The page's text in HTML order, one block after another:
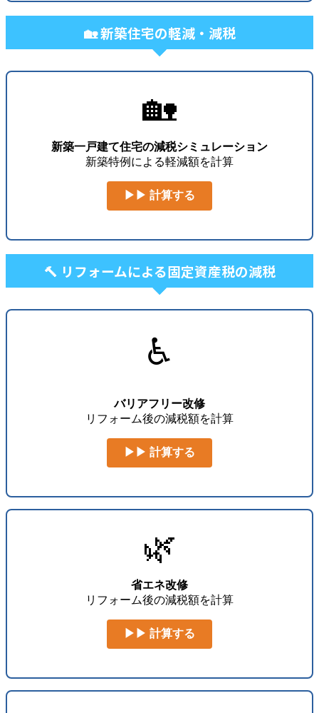
🏡 新築住宅の軽減・減税
🏡
新築一戸建て住宅の減税シミュレーション
新築特例による軽減額を計算
▶▶ 計算する
🔨 リフォームによる固定資産税の減税
♿
バリアフリー改修
リフォーム後の減税額を計算
▶▶ 計算する
🌿
省エネ改修
リフォーム後の減税額を計算
▶▶ 計算する